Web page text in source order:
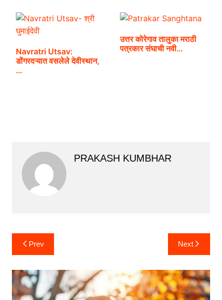
Navratri Utsav:
डोंगरदऱ्यात वसलेले देवीस्थान,
…
उत्तर कोरेगाव तालुका मराठी
पत्रकार संघाची नवी…
PRAKASH KUMBHAR
Post
navigation
Prev Next